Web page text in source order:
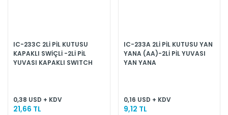
IC-233C 2Lİ PİL KUTUSU
KAPAKLI SWİÇLİ -2Lİ PİL
YUVASI KAPAKLI SWITCH
0,38 USD + KDV
21,66 TL
IC-233A 2Lİ PİL KUTUSU YAN
YANA (AA)-2Lİ PİL YUVASI
YAN YANA
0,16 USD + KDV
9,12 TL